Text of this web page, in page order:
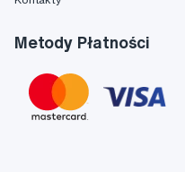
Metody Płatności